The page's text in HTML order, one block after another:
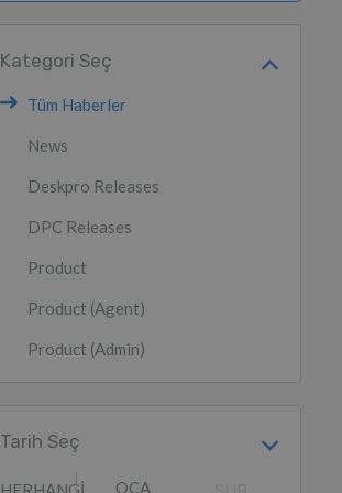
Kategori Seç
Tüm Haberler
News
Deskpro Releases
DPC Releases
Product
Product (Agent)
Product (Admin)
Tarih Seç
OCA